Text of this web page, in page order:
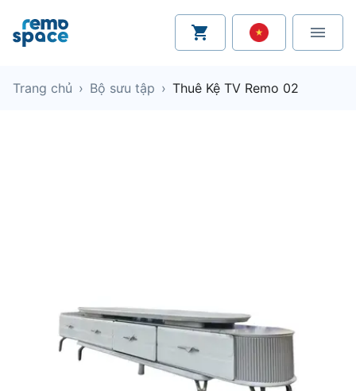
Trang chủ › Bộ sưu tập › Thuê Kệ TV Remo 02